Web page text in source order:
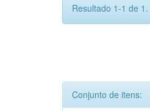
Resultado 1-1 de 1.
Conjunto de itens: